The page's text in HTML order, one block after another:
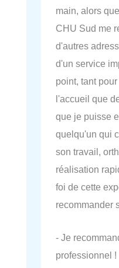
main, alors
CHU Sud me
d'autres
d'un service
point, tant
l'accueil que
que je puisse
quelqu'un qui
son travail,
réalisation
foi de cette
recommander
- Je
professionnel !